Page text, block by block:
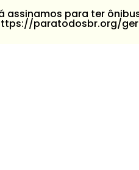
assinamos para ter
- https://